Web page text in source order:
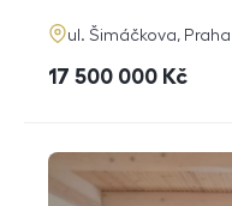
adresa
ul. Šimáčkova, Praha
cena
17 500 000 Kč